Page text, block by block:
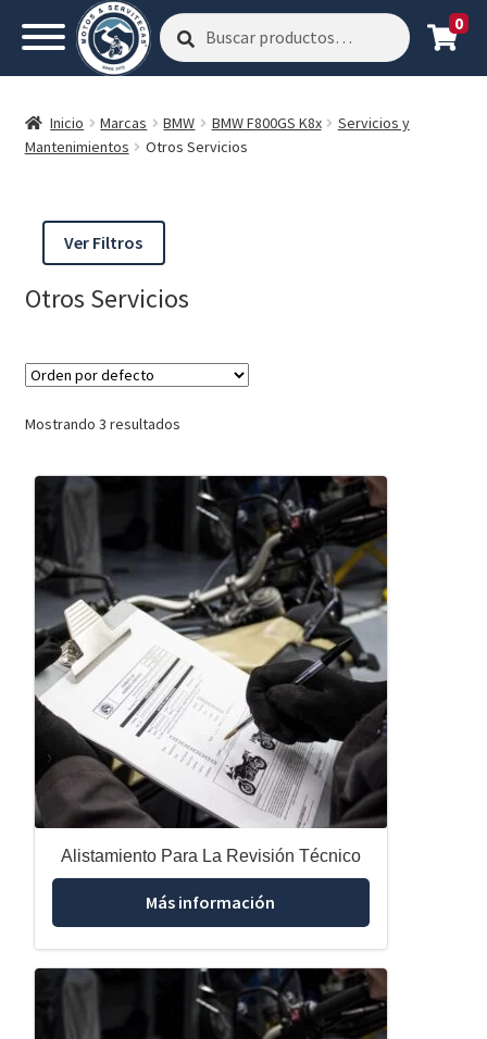
Buscar
por:
Buscar 0
Inicio Marcas BMW BMW F800GS K8x
Servicios y
Mantenimientos
Otros Servicios
Ver Filtros
Otros Servicios
Mostrando 3 resultados
Alistamiento Para La Revisión Técnico
Más información